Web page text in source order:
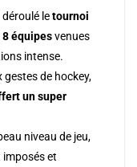
déroulé letournoi
8 équipesvenues
intense.
de hockey,
un super
niveau de jeu,
imposés et